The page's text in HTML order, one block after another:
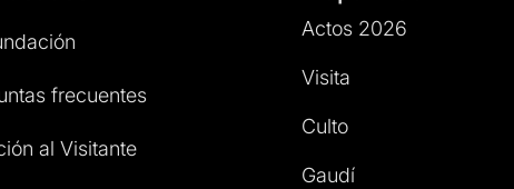
frecuentes
al Visitante
Actos 2026
Visita
Culto
Gaudí